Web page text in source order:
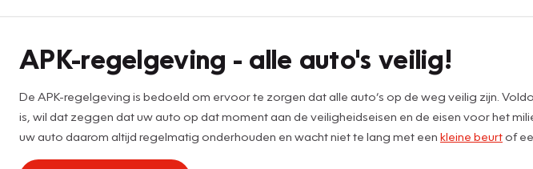
APK-regelgeving - alle auto's veilig!
De APK-regelgeving is bedoeld om ervoor te zorgen dat alle auto’s op de weg veilig zijn.
is, wil dat zeggen dat uw auto op dat moment aan de veiligheidseisen en de eisen voor het
uw auto daarom altijd regelmatig onderhouden en wacht niet te lang met een kleine beurtof